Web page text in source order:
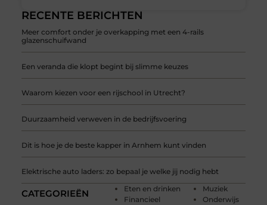
RECENTE BERICHTEN
Meer comfort onder je overkapping met een 4-rails
glazenschuifwand
Een veranda die klopt begint bij slimme keuzes
Waarom kiezen voor een rijschool in Utrecht?
Duurzaamheid verweven in de bedrijfsvoering
Dit is hoe je de beste kapper in Arnhem kunt vinden
Elektrische auto laders: zo bepaal je welke jij nodig hebt
CATEGORIEËN
Eten en drinken
Financieel
Muziek
Onderwijs